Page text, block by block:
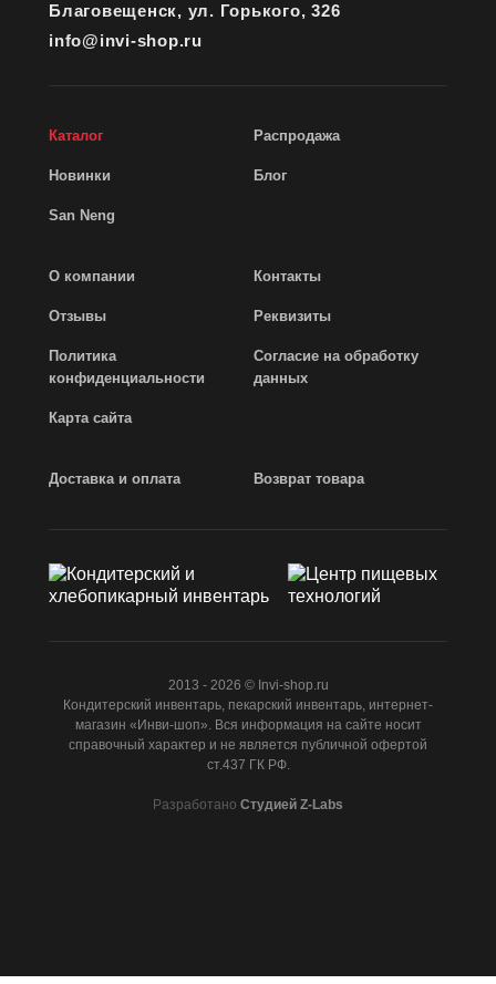
Благовещенск, ул. Горького, 326
info@invi-shop.ru
Каталог Распродажа
Новинки Блог
San Neng
О компании Контакты
Отзывы Реквизиты
Политика
конфиденциальности
Согласие на обработку
данных
Карта сайта
Доставка и оплата Возврат товара
2013 - 2026 © Invi-shop.ru
Кондитерский инвентарь, пекарский инвентарь, интернет-
магазин «Инви-шоп». Вся информация на сайте носит
справочный характер и не является публичной офертой
ст.437 ГК РФ.
Разработано Студией Z-Labs